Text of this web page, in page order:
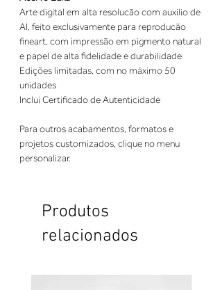
Arte digital em alta resolucão com auxilio de
AI, feito exclusivamente para reproducão
fineart, com impressão em pigmento natural
e papel de alta fidelidade e durabilidade
Edições limitadas, com no máximo 50
unidades
Inclui Certificado de Autenticidade
Para outros acabamentos, formatos e
projetos customizados, clique no menu
personalizar.
Produtos
relacionados